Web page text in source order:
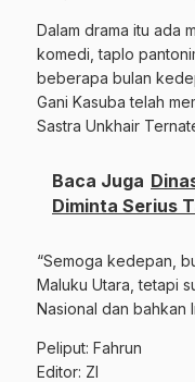
Dalam drama itu ada
komedi, taplo
beberapa bulan
Gani Kasuba telah
Sastra Unkhair
Baca Juga
Diminta Serius
“Semoga kedepan,
Maluku Utara, tetapi
Nasional dan bahkan
Peliput: Fahrun
Editor: ZI